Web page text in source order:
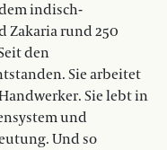
indisch-
Zakaria rund 250
den
Sie arbeitet
Sie lebt in
und
Und so